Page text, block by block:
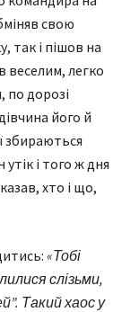
свою
так і пішов на
веселим, легко
по дорозі
його й
збираються
і того ж дня
хто і що,
«Тобі
слізьми,
Такий хаос у